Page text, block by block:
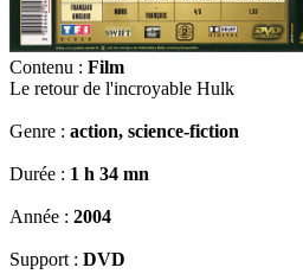
Contenu : Film
Le retour de l'incroyable Hulk
Genre : action, science-fiction
Durée : 1 h 34 mn
Année : 2004
Support : DVD